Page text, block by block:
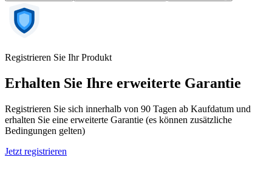
Registrieren Sie Ihr Produkt
Erhalten Sie Ihre erweiterte Garantie
Registrieren Sie sich innerhalb von 90 Tagen ab Kaufdatum und
erhalten Sie eine erweiterte Garantie (es können zusätzliche
Bedingungen gelten)
Jetzt registrieren